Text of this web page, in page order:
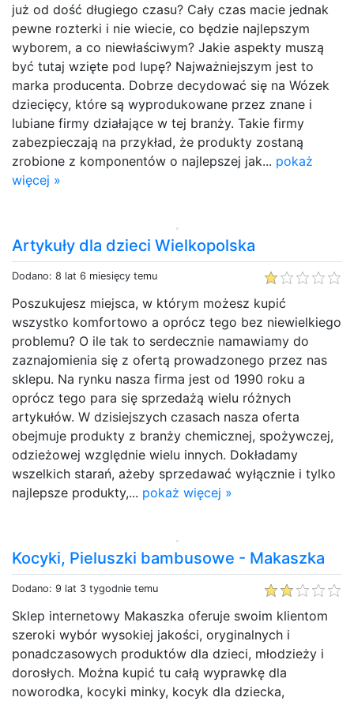
już od dość długiego czasu? Cały czas macie jednak
pewne rozterki i nie wiecie, co będzie najlepszym
wyborem, a co niewłaściwym? Jakie aspekty muszą
być tutaj wzięte pod lupę? Najważniejszym jest to
marka producenta. Dobrze decydować się na Wózek
dziecięcy, które są wyprodukowane przez znane i
lubiane firmy działające w tej branży. Takie firmy
zabezpieczają na przykład, że produkty zostaną
zrobione z komponentów o najlepszej jak... pokaż
więcej »
Artykuły dla dzieci Wielkopolska
Dodano: 8 lat 6 miesięcy temu
Poszukujesz miejsca, w którym możesz kupić
wszystko komfortowo a oprócz tego bez niewielkiego
problemu? O ile tak to serdecznie namawiamy do
zaznajomienia się z ofertą prowadzonego przez nas
sklepu. Na rynku nasza firma jest od 1990 roku a
oprócz tego para się sprzedażą wielu różnych
artykułów. W dzisiejszych czasach nasza oferta
obejmuje produkty z branży chemicznej, spożywczej,
odzieżowej względnie wielu innych. Dokładamy
wszelkich starań, ażeby sprzedawać wyłącznie i tylko
najlepsze produkty,... pokaż więcej »
Kocyki, Pieluszki bambusowe - Makaszka
Dodano: 9 lat 3 tygodnie temu
Sklep internetowy Makaszka oferuje swoim klientom
szeroki wybór wysokiej jakości, oryginalnych i
ponadczasowych produktów dla dzieci, młodzieży i
dorosłych. Można kupić tu całą wyprawkę dla
noworodka, kocyki minky, kocyk dla dziecka,